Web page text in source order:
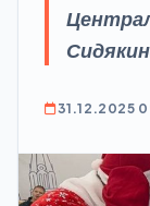
31.12.2025